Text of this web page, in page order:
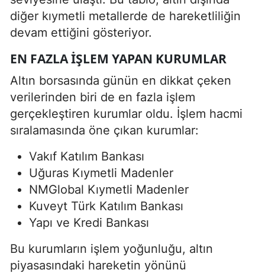
diğer kıymetli metallerde de hareketliliğin
devam ettiğini gösteriyor.
EN FAZLA İŞLEM YAPAN KURUMLAR
Altın borsasında günün en dikkat çeken
verilerinden biri de en fazla işlem
gerçekleştiren kurumlar oldu. İşlem hacmi
sıralamasında öne çıkan kurumlar:
Vakıf Katılım Bankası
Uğuras Kıymetli Madenler
NMGlobal Kıymetli Madenler
Kuveyt Türk Katılım Bankası
Yapı ve Kredi Bankası
Bu kurumların işlem yoğunluğu, altın
piyasasındaki hareketin yönünü